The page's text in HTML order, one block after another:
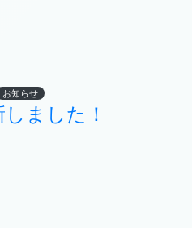
お知らせ
しました！